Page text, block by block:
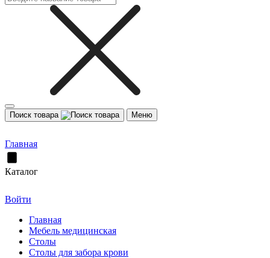
Поиск товара Меню
Главная
Каталог
Войти
Главная
Мебель медицинская
Столы
Столы для забора крови